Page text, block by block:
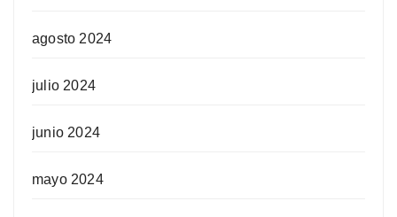
agosto 2024
julio 2024
junio 2024
mayo 2024